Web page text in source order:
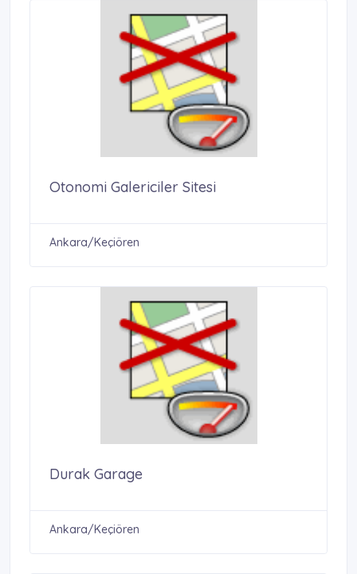
Otonomi Galericiler Sitesi
Ankara/Keçiören
Durak Garage
Ankara/Keçiören